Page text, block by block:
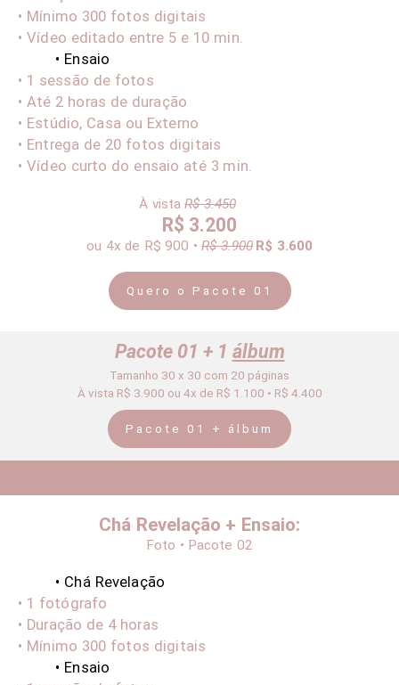
• Mínimo 300 fotos digitais
• Vídeo editado entre 5 e 10 min.
• Ensaio
• 1 sessão de fotos
• Até 2 horas de duração
• Estúdio, Casa ou Externo
• Entrega de 20 fotos digitais
• Vídeo curto do ensaio até 3 min.
À vistaR$ 3.450
R$ 3.200
ou 4x de R$ 900 •R$ 3.900 R$ 3.600
Quero o Pacote 01
Pacote 01 + 1 álbum
Tamanho 30 x 30 com 20 páginas
À vista R$ 3.900 ou 4x de R$ 1.100 • R$ 4.400
Pacote 01 + álbum
Chá Revelação + Ensaio:
Foto • Pacote 02
• Chá Revelação
• 1 fotógrafo
• Duração de 4 horas
• Mínimo 300 fotos digitais
• Ensaio